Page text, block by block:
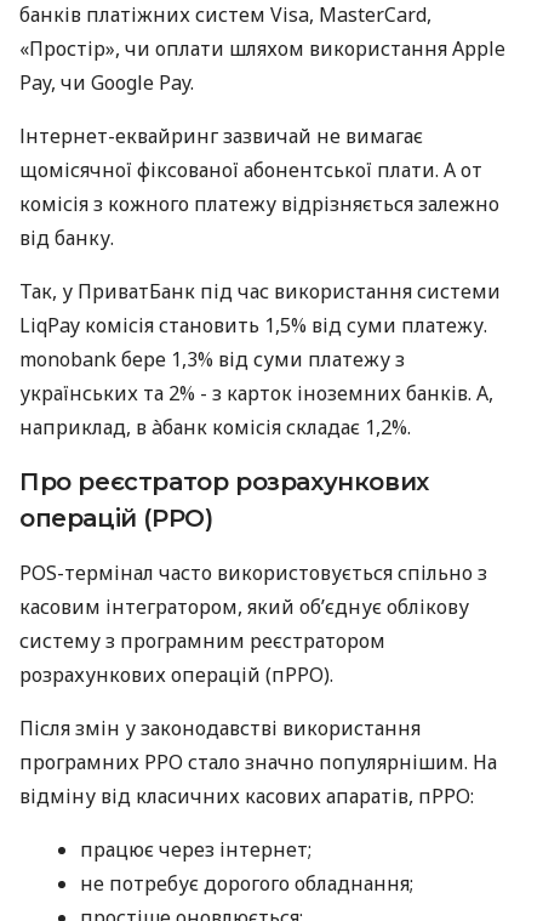
банків платіжних систем Visa, MasterCard,
«Простір», чи оплати шляхом використання Apple
Pay, чи Google Pay.
Інтернет-еквайринг зазвичай не вимагає
щомісячної фіксованої абонентської плати. А от
комісія з кожного платежу відрізняється залежно
від банку.
Так, у ПриватБанк під час використання системи
LiqPay комісія становить 1,5% від суми платежу.
monobank бере 1,3% від суми платежу з
українських та 2% - з карток іноземних банків. А,
наприклад, в àбанк комісія складає 1,2%.
Про реєстратор розрахункових
операцій (РРО)
POS-термінал часто використовується спільно з
касовим інтегратором, який об’єднує облікову
систему з програмним реєстратором
розрахункових операцій (пРРО).
Після змін у законодавстві використання
програмних РРО стало значно популярнішим. На
відміну від класичних касових апаратів, пРРО:
працює через інтернет;
не потребує дорогого обладнання;